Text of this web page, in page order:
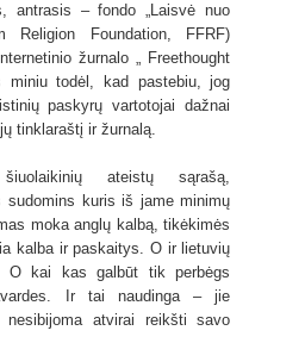
antrasis – fondo „Laisvė nuo
Religion Foundation, FFRF)
žurnalo „ Freethought
miniu todėl, kad pastebiu, jog
paskyrų vartotojai dažnai
tinklaraštį ir žurnalą.
ateistų sąrašą,
sudomins kuris iš jame minimų
moka anglų kalbą, tikėkimės
kalba ir paskaitys. O ir lietuvių
O kai kas galbūt tik perbėgs
Ir tai naudinga – jie
atvirai reikšti savo